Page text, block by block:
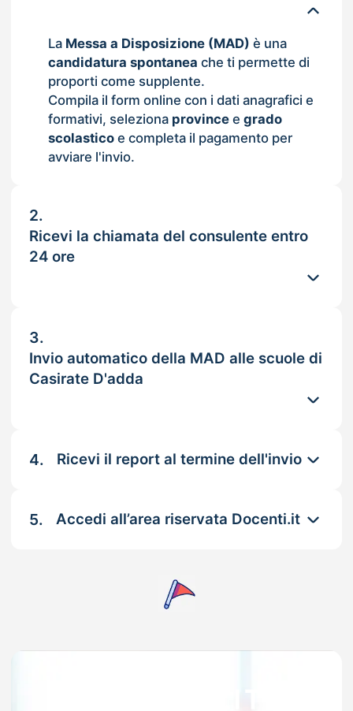
La Messa a Disposizione (MAD) è una
candidatura spontanea che ti permette di
proporti come supplente.
Compila il form online con i dati anagrafici e
formativi, seleziona provincee grado
scolasticoe completa il pagamento per
avviare l'invio.
2.
Ricevi la chiamata del consulente entro
24 ore
3.
Invio automatico della MAD alle scuole di
Casirate D'adda
4. Ricevi il report al termine dell'invio
5. Accedi all’area riservata Docenti.it